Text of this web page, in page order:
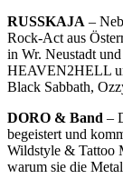
RUSSKAJA –
Rock-Act aus
in Wr. Neustadt
HEAVEN2HELL
Black Sabbath,
DORO & Band –
begeistert und
Wildstyle & Tattoo
warum sie die